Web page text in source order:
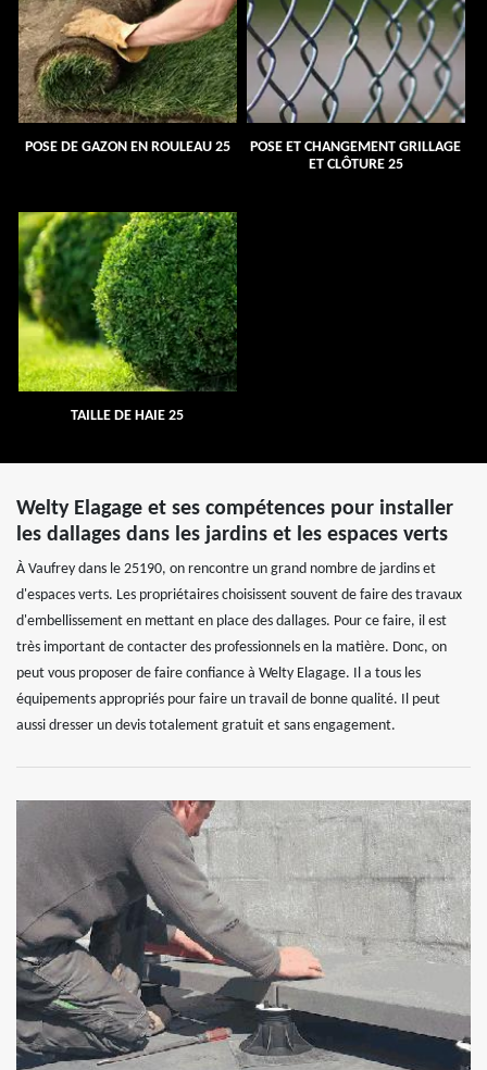
POSE DE GAZON EN ROULEAU 25
POSE ET CHANGEMENT GRILLAGE
ET CLÔTURE 25
TAILLE DE HAIE 25
Welty Elagage et ses compétences pour installer
les dallages dans les jardins et les espaces verts
À Vaufrey dans le 25190, on rencontre un grand nombre de jardins et
d'espaces verts. Les propriétaires choisissent souvent de faire des travaux
d'embellissement en mettant en place des dallages. Pour ce faire, il est
très important de contacter des professionnels en la matière. Donc, on
peut vous proposer de faire confiance à Welty Elagage. Il a tous les
équipements appropriés pour faire un travail de bonne qualité. Il peut
aussi dresser un devis totalement gratuit et sans engagement.